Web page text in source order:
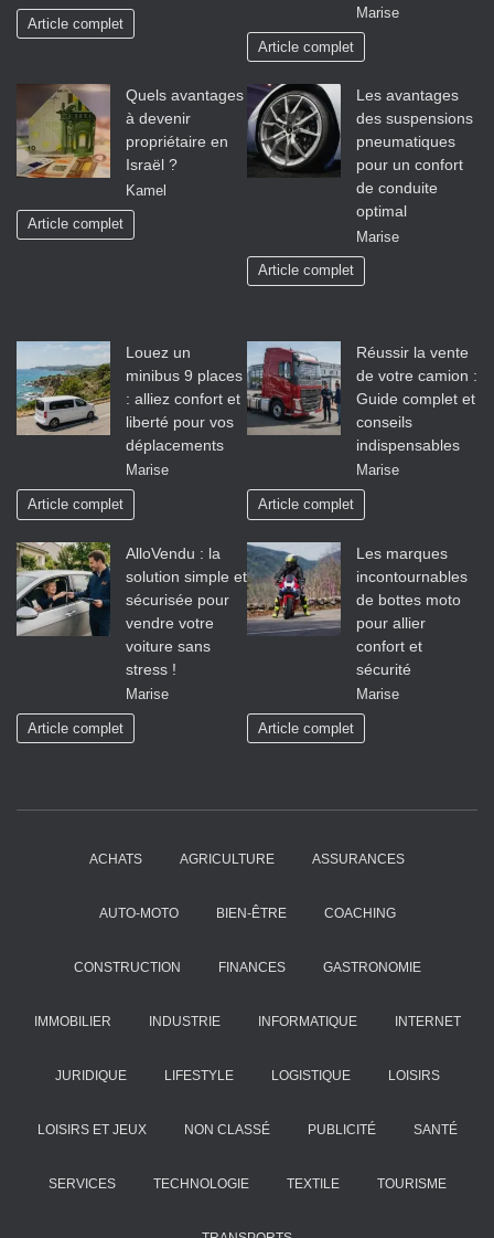
Article complet
Marise
Article complet
Quels avantages
à devenir
propriétaire en
Israël ?
Kamel
Article complet
Les avantages
des suspensions
pneumatiques
pour un confort
de conduite
optimal
Marise
Article complet
Louez un
minibus 9 places
: alliez confort et
liberté pour vos
déplacements
Marise
Article complet
Réussir la vente
de votre camion :
Guide complet et
conseils
indispensables
Marise
Article complet
AlloVendu : la
solution simple et
sécurisée pour
vendre votre
voiture sans
stress !
Marise
Article complet
Les marques
incontournables
de bottes moto
pour allier
confort et
sécurité
Marise
Article complet
ACHATS AGRICULTURE ASSURANCES
AUTO-MOTO BIEN-ÊTRE COACHING
CONSTRUCTION FINANCES GASTRONOMIE
IMMOBILIER INDUSTRIE INFORMATIQUE INTERNET
JURIDIQUE LIFESTYLE LOGISTIQUE LOISIRS
LOISIRS ET JEUX NON CLASSÉ PUBLICITÉ SANTÉ
SERVICES TECHNOLOGIE TEXTILE TOURISME